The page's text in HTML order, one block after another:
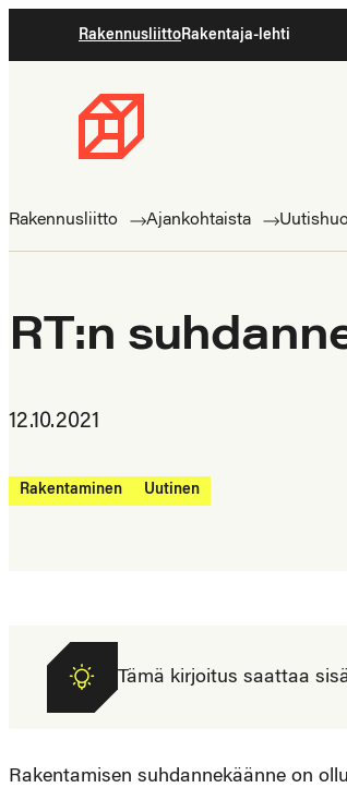
suoraan
RakennusliittoRakentaja-lehti
Rakennusliitto
ammattilaisten
Rakennusliitto Ajankohtaista
RT:n
12.10.2021
Rakentaminen Uutinen
Tämä kirjoitus saattaa
Rakentamisen suhdannekäänne on